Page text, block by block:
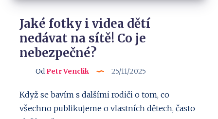
Jaké fotky i videa dětí
nedávat na sítě! Co je
nebezpečné?
Od Petr Venclik 25/11/2025
Když se bavím s dalšími rodiči o tom, co
všechno publikujeme o vlastních dětech, často